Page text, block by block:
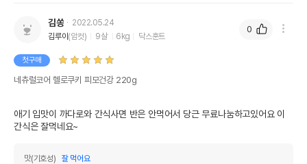
김쏭
2022.05.24
김루이(암컷) 9살 6kg 닥스훈트
첫구매
네츄럴코어 헬로쿠키 피모건강 220g
애기 입맛이 까다로와 간식사면 반은 안먹어서 당근 무료나눔하고있어요 이
간식은 잘먹네요~
맛(기호성)
잘 먹어요
0